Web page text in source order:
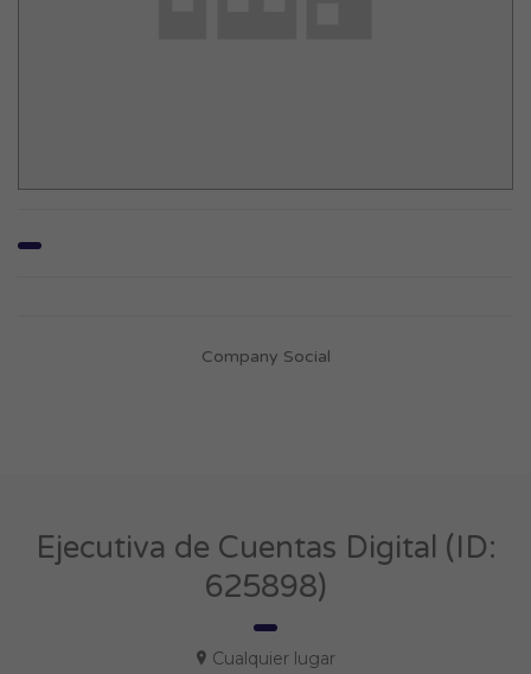
Company Social
Ejecutiva de Cuentas Digital (ID:
625898)
Cualquier lugar